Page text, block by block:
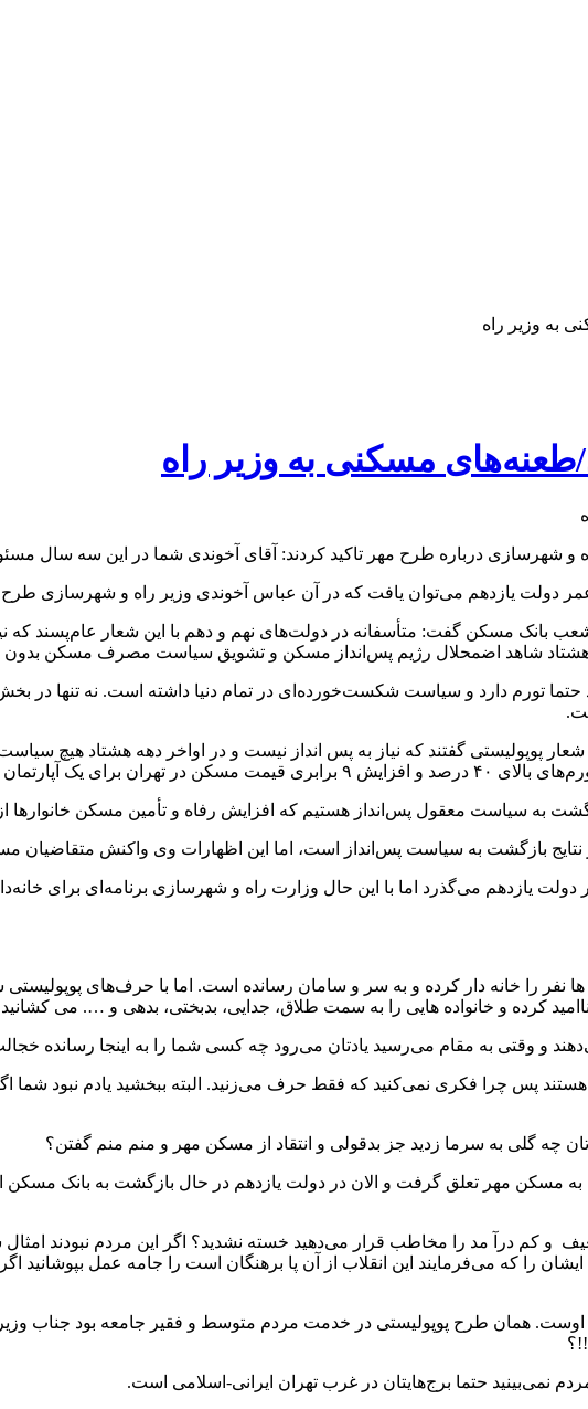
به وزیر راه
مسکنی به وزیر راه
شهرسازی درباره طرح مهر تاکید کردند: آقای آخوندی شما در این سه سال
دولت یازدهم می‌توان یافت که در آن عباس آخوندی وزیر راه و شهرسازی طرح
هشتاد شاهد اضمحلال رژیم پس‌انداز مسکن و تشویق سیاست مصرف مسکن بدون
تورم دارد و سیاست شکست‌خورده‌ای در تمام دنیا داشته است. نه تنها در بخش
پوپولیستی گفتند که نیاز به پس انداز نیست و در اواخر دهه هشتاد هیچ
از نتایج همین شعار بود.
به سیاست معقول پس‌انداز هستیم که افزایش رفاه و تأمین مسکن خانوارها از
نتایج بازگشت به سیاست پس‌انداز است، اما این اظهارات وی واکنش متقاضیان
یازدهم می‌گذرد اما با این حال وزارت راه و شهرسازی برنامه‌ای برای
را خانه دار کرده و به سر و سامان رسانده است. اما با حرف‌های پوپولیستی
ناامید کرده و خانواده هایی را به سمت طلاق، جدایی، بدبختی، بدهی و …. می
و وقتی به مقام می‌رسید یادتان می‌رود چه کسی شما را به اینجا رسانده
پس چرا فکری نمی‌کنید که فقط حرف می‌زنید. البته ببخشید یادم نبود شما
چه گلی به سرما زدید جز بدقولی و انتقاد از مسکن مهر و منم منم گفتن؟
به مسکن مهر تعلق گرفت و الان در دولت یازدهم در حال بازگشت به بانک
و کم درآ مد را مخاطب قرار می‌دهید خسته نشدید؟ اگر این مردم نبودند امثال
را که می‌فرمایند این انقلاب از آن پا برهنگان است را جامه عمل بپوشانید
نمی‌بینید حتما برج‌هایتان در غرب تهران ایرانی-اسلامی است.